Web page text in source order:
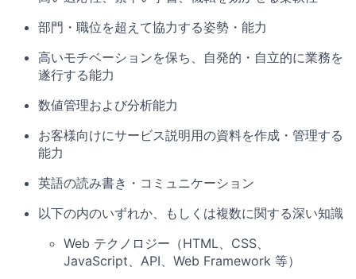
部門・職位を超えて協力する姿勢・能力
高いモチベーションを保ち、自発的・自立的に業務を
遂行する能力
数値管理および分析能力
お客様向けにサービス説明用の資料を作成・管理する
能力
英語の読み書き・コミュニケーション
以下の内のいずれか、もしくは複数に関する深い知識
Web テクノロジー（HTML、CSS、
JavaScript、API、Web Framework 等）